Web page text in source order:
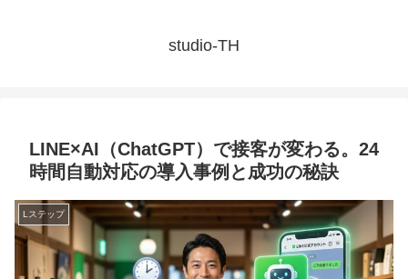
studio-TH
LINE×AI（ChatGPT）で接客が変わる。24
時間自動対応の導入事例と成功の秘訣
Lステップ